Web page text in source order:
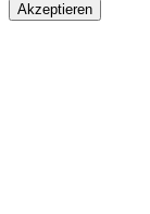
Akzeptieren